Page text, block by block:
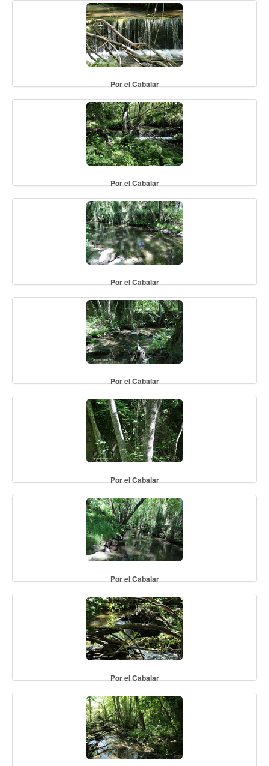
Por el Cabalar
Por el Cabalar
Por el Cabalar
Por el Cabalar
Por el Cabalar
Por el Cabalar
Por el Cabalar